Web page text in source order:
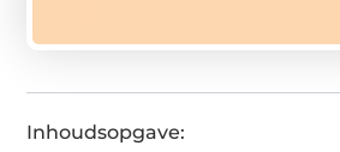
Inhoudsopgave: